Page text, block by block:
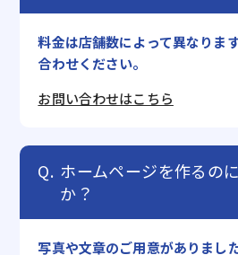
料金は店舗数によって異なりま
合わせください。
お問い合わせはこちら
ホームページを作るの
か？
写真や文章のご用意がありまし